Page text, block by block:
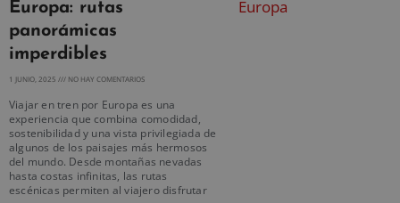
Europa: rutas
panorámicas
imperdibles
1 JUNIO, 2025 NO HAY COMENTARIOS
Viajar en tren por Europa es una
experiencia que combina comodidad,
sostenibilidad y una vista privilegiada de
algunos de los paisajes más hermosos
del mundo. Desde montañas nevadas
hasta costas infinitas, las rutas
escénicas permiten al viajero disfrutar